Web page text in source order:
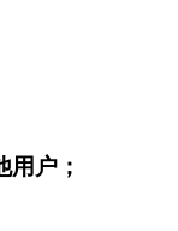
户；